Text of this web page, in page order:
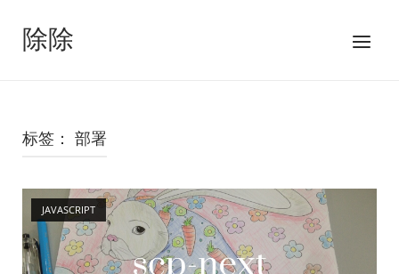
除除
菜
标签： 部署
JAVASCRIPT
Open post